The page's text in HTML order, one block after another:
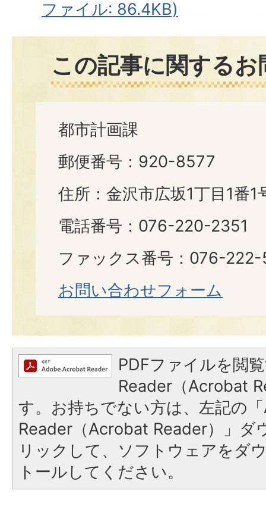
ファイル: 86.4KB)
この記事に関する
都市計画課
郵便番号：920-8577
住所：金沢市広坂1丁目1番1
電話番号：076-220-2351
ファックス番号：076-222-
お問い合わせフォーム
PDFファイルを閲
Reader（Acrobat
す。お持ちでない方は、左記の
Reader（Acrobat Reader）」ダ
リックして、ソフトウェアをダ
トールしてください。